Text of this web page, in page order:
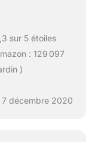
sur 5 étoiles
: 129 097
)
7 décembre 2020